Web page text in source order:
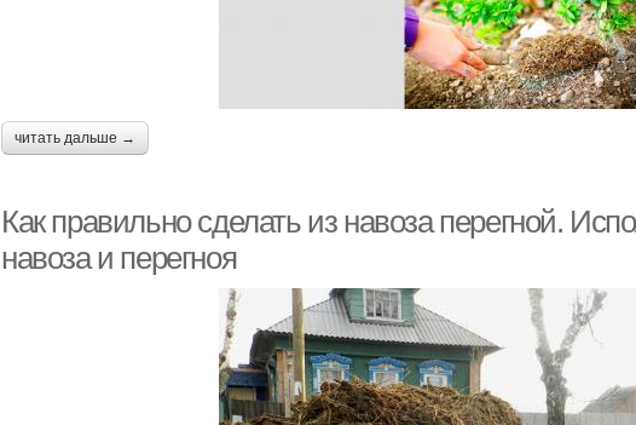
читать дальше →
Как правильно сделать из навоза перегной.
навоза и перегноя